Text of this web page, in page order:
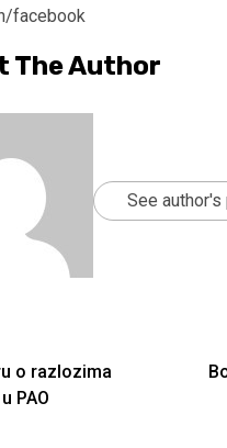
facebook
The Author
See
o razlozima
PAO